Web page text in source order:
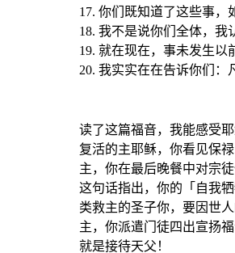
17. 你们既知道了这些事，
18. 我不是说你们全体，
19. 就在现在，事未发生
20. 我实实在在告诉你们
读了这篇福音，我能感受
复活的主耶稣，你看见保
主，你在最后晚餐中对宗
这句话指出，你的「自我
类救主的圣子你，要因世
主，你派遣门徒四出宣扬
就是接待天父！